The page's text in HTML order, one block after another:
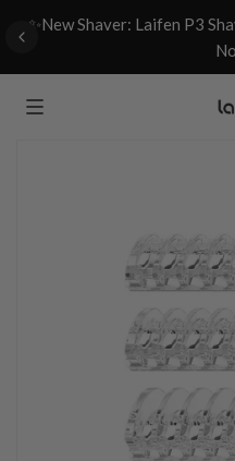
✨New Shaver: Laifen P3